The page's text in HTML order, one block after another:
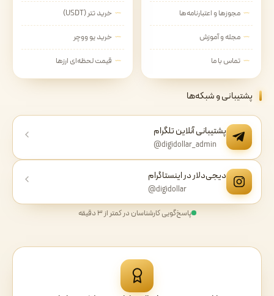
مجوزها و اعتبارنامه‌ها
مجله و آموزش
تماس با ما
خرید تتر (USDT)
خرید یو ووچر
قیمت لحظه‌ای ارزها
پشتیبانی و شبکه‌ها
پشتیبانی آنلاین تلگرام
@digidollar_admin
دیجی‌دلار در اینستاگرام
@digidollar
پاسخ‌گویی کارشناسان در کمتر از ۳ دقیقه